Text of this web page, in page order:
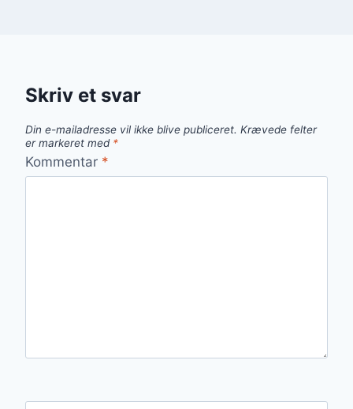
Skriv et svar
Din e-mailadresse vil ikke blive publiceret. Krævede felter
er markeret med *
Kommentar *